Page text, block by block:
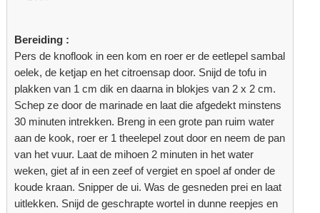
Bereiding :
Pers de knoflook in een kom en roer er de eetlepel sambal
oelek, de ketjap en het citroensap door. Snijd de tofu in
plakken van 1 cm dik en daarna in blokjes van 2 x 2 cm.
Schep ze door de marinade en laat die afgedekt minstens
30 minuten intrekken. Breng in een grote pan ruim water
aan de kook, roer er 1 theelepel zout door en neem de pan
van het vuur. Laat de mihoen 2 minuten in het water
weken, giet af in een zeef of vergiet en spoel af onder de
koude kraan. Snipper de ui. Was de gesneden prei en laat
uitlekken. Snijd de geschrapte wortel in dunne reepjes en